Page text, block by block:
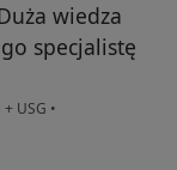
wiedza
specjalistę
USG •